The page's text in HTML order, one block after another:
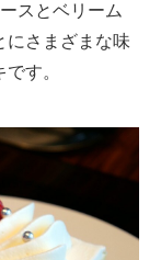
スとベリーム
にさまざまな味
す。